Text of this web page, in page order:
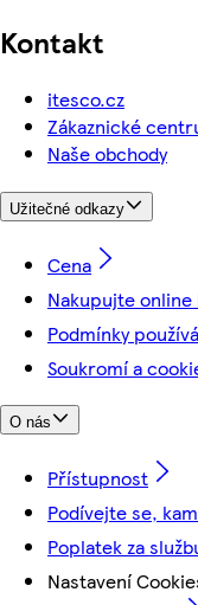
Kontakt
itesco.cz
Zákaznické
Naše obchody
Užitečné odkazy
Cena
Nakupujte
Podmínky
Soukromí a
O nás
Přístupnost
Podívejte se,
Poplatek za
Nastavení